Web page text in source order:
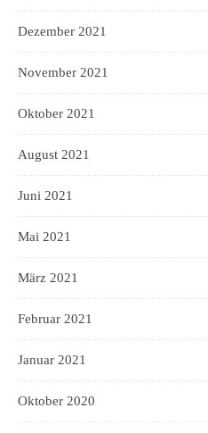
Dezember 2021
November 2021
Oktober 2021
August 2021
Juni 2021
Mai 2021
März 2021
Februar 2021
Januar 2021
Oktober 2020